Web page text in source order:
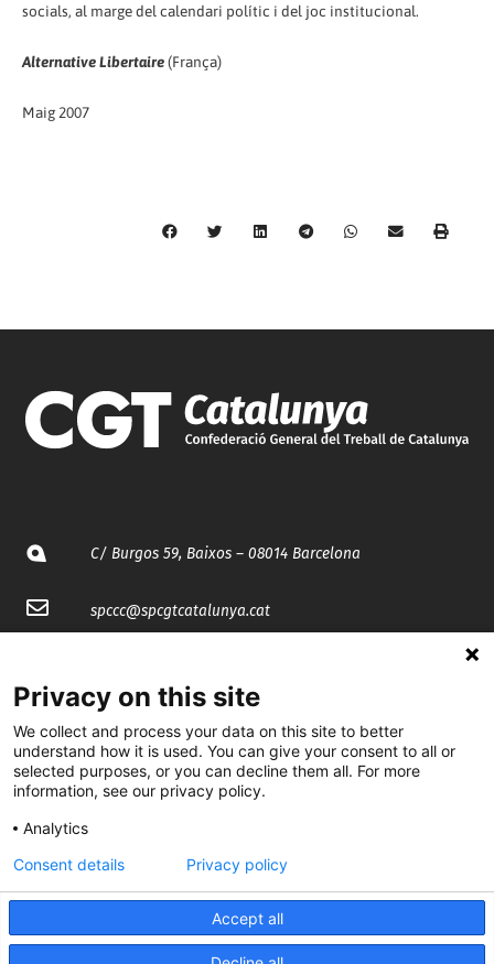
socials, al marge del calendari polític i del joc institucional.
Alternative Libertaire(França)
Maig 2007
C/ Burgos 59, Baixos – 08014 Barcelona
spccc@spcgtcatalunya.cat
@CGTCatalunya
cgtcatalunya
cgtcatalunya
Desenvolupat per
Privacy on this site
We collect and process your data on this site to better
understand how it is used. You can give your consent to all or
selected purposes, or you can decline them all. For more
information, see our privacy policy.
Analytics
Accept all
Consent details Privacy policy